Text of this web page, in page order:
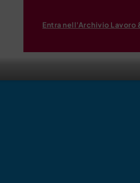
Entra nell'Archivio Lavoro